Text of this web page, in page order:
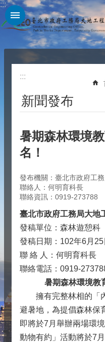
跳到主要內容區塊
:::
:::
新聞發布
暑期森林環境
名！
發布機關：臺北市政府工
聯絡人：何明育科長
聯絡資訊：0919-273788
臺北市政府工務局大地
發稿單位：森林遊憩科
發稿日期：102年6月25
聯 絡 人：何明育科長
聯絡電話：0919-
暑期森林環境教
擁有完整林相的「內
避暑地，為提倡森林保
即將於7月舉辦兩場環
動物有約」活動將於7